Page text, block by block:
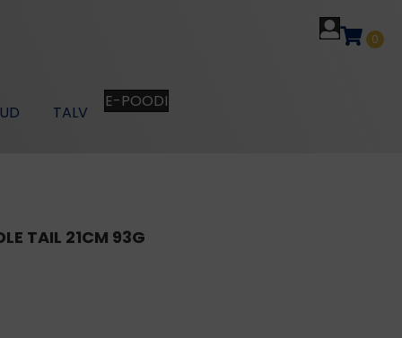
0
TALV
E-POODI
TAIL 21CM 93G